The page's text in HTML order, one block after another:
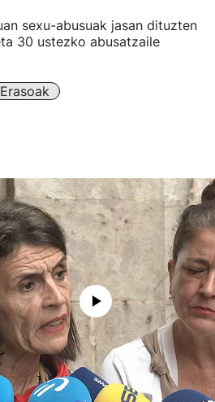
sexu-abusuak jasan dituzten
30 ustezko abusatzaile